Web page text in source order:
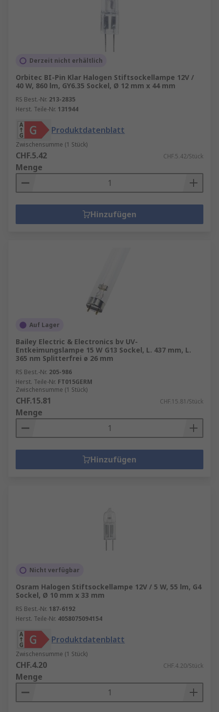
Derzeit nicht erhältlich
Orbitec BI-Pin Klar Halogen Stiftsockellampe 12V /
40 W, 860 lm, GY6.35 Sockel, Ø 12 mm x 44 mm
RS Best.-Nr. 213-2835
Herst. Teile-Nr. 131944
Produktdatenblatt
Zwischensumme (1 Stück)
CHF.5.42 CHF.5.42/Stück
Menge
Hinzufügen
Auf Lager
Bailey Electric & Electronics bv UV-
Entkeimungslampe 15 W G13 Sockel, L. 437 mm, L.
365 nm Splitterfrei ø 26 mm
RS Best.-Nr. 205-986
Herst. Teile-Nr. FT015GERM
Zwischensumme (1 Stück)
CHF.15.81 CHF.15.81/Stück
Menge
Hinzufügen
Nicht verfügbar
Osram Halogen Stiftsockellampe 12V / 5 W, 55 lm, G4
Sockel, Ø 10 mm x 33 mm
RS Best.-Nr. 187-6192
Herst. Teile-Nr. 4058075094154
Produktdatenblatt
Zwischensumme (1 Stück)
CHF.4.20 CHF.4.20/Stück
Menge